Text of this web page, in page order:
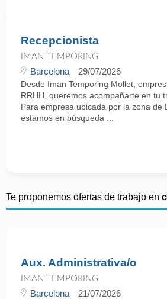
Recepcionista
IMAN TEMPORING
Barcelona 29/07/2026
Desde Iman Temporing Mollet,
RRHH, queremos acompañarte en tu
Para empresa ubicada por la zona de
estamos en búsqueda ...
Te proponemos ofertas de trabajo en
Aux. Administrativa/o
IMAN TEMPORING
Barcelona 21/07/2026